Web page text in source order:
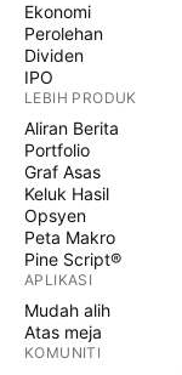
Ekonomi
Perolehan
Dividen
IPO
LEBIH PRODUK
Aliran Berita
Portfolio
Graf Asas
Keluk Hasil
Opsyen
Peta Makro
Pine Script®
APLIKASI
Mudah alih
Atas meja
KOMUNITI